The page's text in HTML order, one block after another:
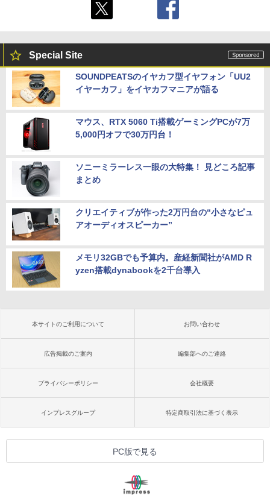
Special Site
SOUNDPEATSのイヤカフ型イヤフォン「UU2
イヤーカフ」をイヤカフマニアが語る
マウス、RTX 5060 Ti搭載ゲーミングPCが7万
5,000円オフで30万円台！
ソニーミラーレス一眼の大特集！ 見どころ記事
まとめ
クリエイティブが作った2万円台の“小さなピュ
アオーディオスピーカー”
メモリ32GBでも予算内。産経新聞社がAMD R
yzen搭載dynabookを2千台導入
本サイトのご利用について お問い合わせ
広告掲載のご案内 編集部へのご連絡
プライバシーポリシー 会社概要
インプレスグループ 特定商取引法に基づく表示
PC版で見る